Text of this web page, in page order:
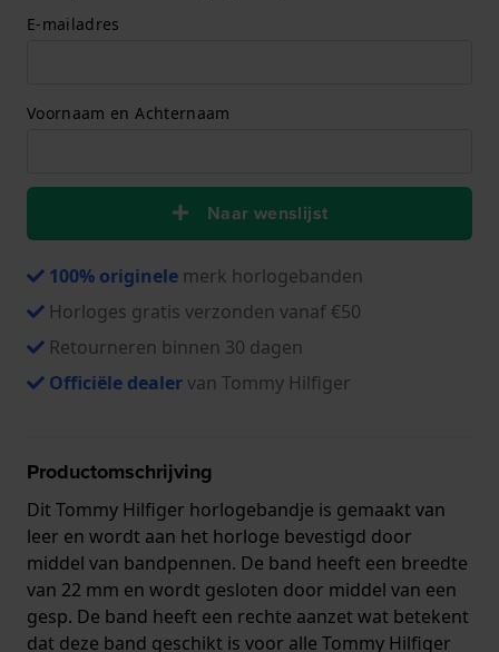
E-mailadres
Voornaam en Achternaam
Naar wenslijst
100% originele merk horlogebanden
Horloges gratis verzonden vanaf €50
Retourneren binnen 30 dagen
Officiële dealervan Tommy Hilfiger
Productomschrijving
Dit Tommy Hilfiger horlogebandje is gemaakt van
leer en wordt aan het horloge bevestigd door
middel van bandpennen. De band heeft een breedte
van 22 mm en wordt gesloten door middel van een
gesp. De band heeft een rechte aanzet wat betekent
dat deze band geschikt is voor alle Tommy Hilfiger